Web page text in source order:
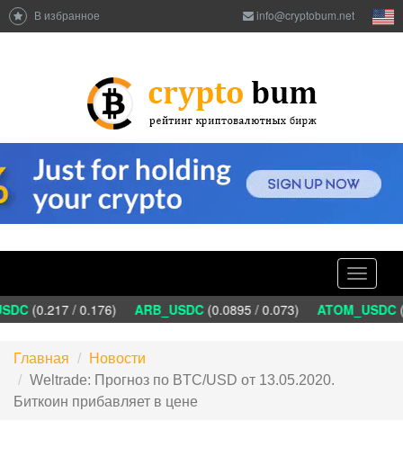
В избранное info@cryptobum.net
Toggle
(0.217 / 0.176) ARB_USDC(0.0895 / 0.073) ATOM_USDC
Главная
Новости
Weltrade: Прогноз по BTC/USD от 13.05.2020.
Биткоин прибавляет в цене